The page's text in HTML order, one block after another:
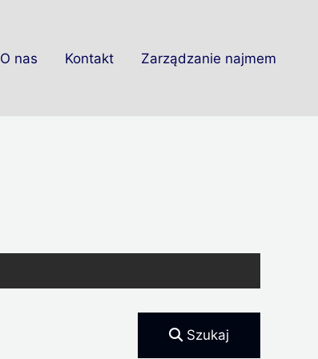
O nas Kontakt Zarządzanie najmem
Szukaj